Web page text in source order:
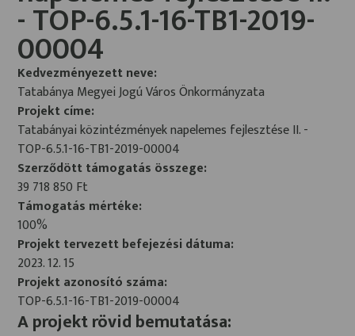
- TOP-6.5.1-16-TB1-2019-
00004
Kedvezményezett neve:
Tatabánya Megyei Jogú Város Önkormányzata
Projekt címe:
Tatabányai közintézmények napelemes fejlesztése II. -
TOP-6.5.1-16-TB1-2019-00004
Szerződött támogatás összege:
39 718 850 Ft
Támogatás mértéke:
100%
Projekt tervezett befejezési dátuma:
2023. 12. 15
Projekt azonosító száma:
TOP-6.5.1-16-TB1-2019-00004
A projekt rövid bemutatása: